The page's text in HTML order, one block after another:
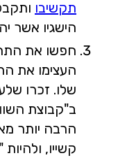
תקשיבו
הישגיו אשר
חפשו את
העצימו את
שלו. זכרו
ב"קבוצת
הרבה יותר
קשייו,